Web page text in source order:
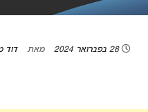
28 בפברואר 2024 מאת דוד